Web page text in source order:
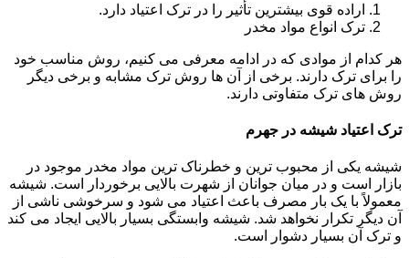
اراده قوی بیشترین تأثیر را در ترک اعتیاد دارد.
ترک انواع مواد مخدر
هر کدام از موادی که در ادامه معرفی می کنیم، روش مناسب خود
را برای ترک دارند. برخی از آن ها روش ترک مشابه و برخی دیگر
روش های ترک متفاوتی دارند.
ترک اعتیاد شیشه در جهرم
شیشه یکی از محبوب ترین و خطرناک ترین مواد مخدر موجود در
بازار است و در میان جوانان از شهرت بالایی برخوردار است. شیشه
معمولاً با یک بار مصرف باعث اعتیاد می شود و سرخوشی ناشی از
آن دیگر تکرار نخواهد شد. شیشه وابستگی بسیار بالایی ایجاد می کند
و ترک آن بسیار دشوار است.